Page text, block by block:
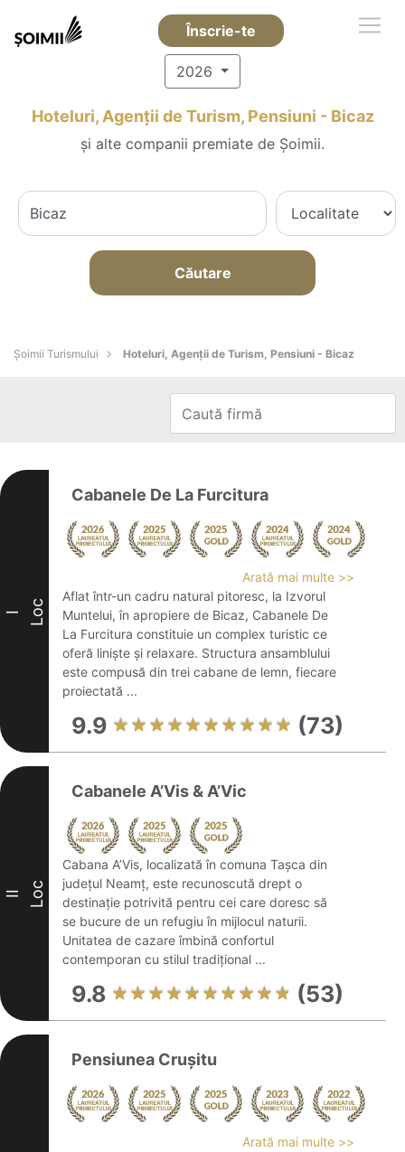
Înscrie-te
2026
Hoteluri, Agenții de Turism, Pensiuni - Bicaz
și alte companii premiate de Șoimii.
Căutare
Șoimii Turismului Hoteluri, Agenții de Turism, Pensiuni - Bicaz
I Loc
Cabanele De La Furcitura
Arată mai multe >>
Aflat într-un cadru natural pitoresc, la Izvorul
Muntelui, în apropiere de Bicaz, Cabanele De
La Furcitura constituie un complex turistic ce
oferă liniște și relaxare. Structura ansamblului
este compusă din trei cabane de lemn, fiecare
proiectată ...
9.9 (73)
II Loc
Cabanele A’Vis & A’Vic
Cabana A’Vis, localizată în comuna Tașca din
județul Neamț, este recunoscută drept o
destinație potrivită pentru cei care doresc să
se bucure de un refugiu în mijlocul naturii.
Unitatea de cazare îmbină confortul
contemporan cu stilul tradițional ...
9.8 (53)
Pensiunea Cruşitu
Arată mai multe >>